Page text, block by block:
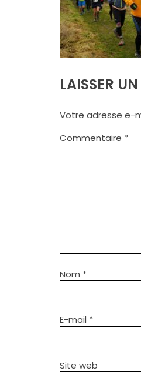
LAISSER
Votre adresse e-
Commentaire *
Nom *
E-mail *
Site web